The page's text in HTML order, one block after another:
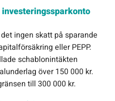
ingen skatt på sparande
eller PEPP.
schablonintäkten
över 150 000 kr.
till 300 000 kr.